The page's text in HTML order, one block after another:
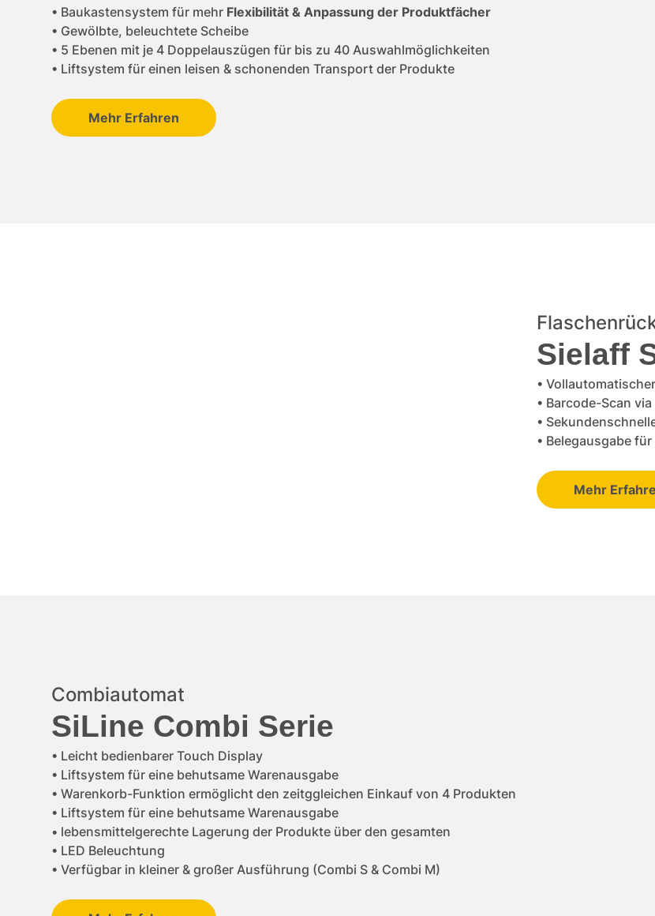
• Baukastensystem für mehr Flexibilität & Anpassung der Produktfächer
• Gewölbte, beleuchtete Scheibe
• 5 Ebenen mit je 4 Doppelauszügen für bis zu 40 Auswahlmöglichkeiten
• Liftsystem für einen leisen & schonenden Transport der Produkte
Mehr Erfahren
Sielaff
•
• Barcode-Scan via
•
• Belegausgabe
Mehr
Combiautomat
SiLine Combi Serie
• Leicht bedienbarer Touch Display
• Liftsystem für eine behutsame Warenausgabe
• Warenkorb-Funktion ermöglicht den zeitggleichen Einkauf von 4 Produkten
• Liftsystem für eine behutsame Warenausgabe
• lebensmittelgerechte Lagerung der Produkte über den gesamten
• LED Beleuchtung
• Verfügbar in kleiner & großer Ausführung (Combi S & Combi M)